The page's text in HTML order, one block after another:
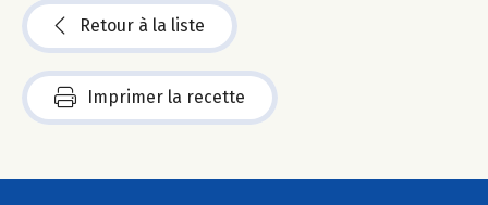
Retour à la liste
Imprimer la recette